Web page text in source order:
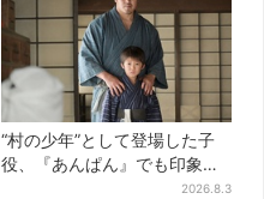
“村の少年”として登場した子
役、『あんぱん』でも印象的
だった…視聴者驚き「どうり
2026.8.3